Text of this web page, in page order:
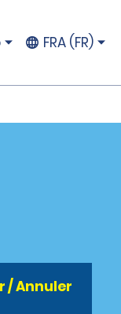
FRA (FR)
/ Annuler